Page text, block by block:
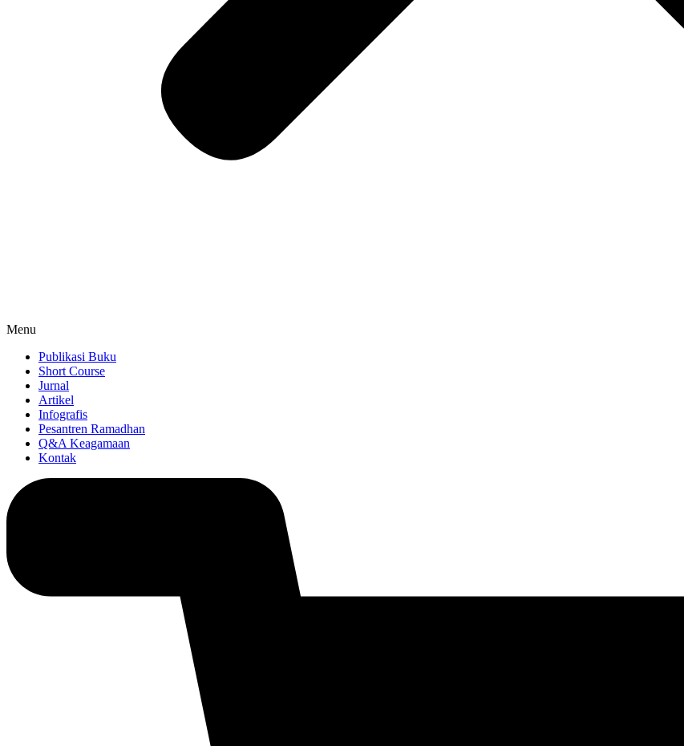
Menu
Publikasi Buku
Short Course
Jurnal
Artikel
Infografis
Pesantren Ramadhan
Q&A Keagamaan
Kontak